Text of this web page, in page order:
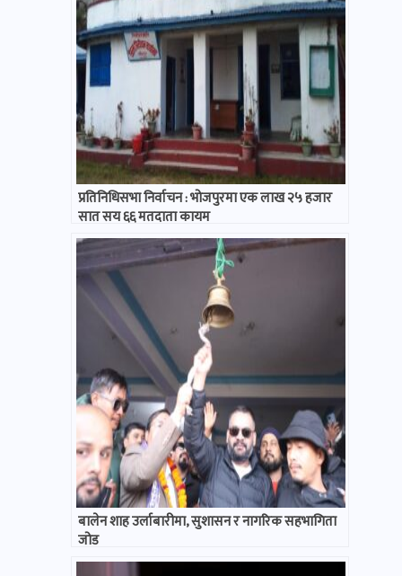
प्रतिनिधिसभा निर्वाचन : भोजपुरमा एक लाख २५ हजार
सात सय ६६ मतदाता कायम
बालेन शाह उर्लाबारीमा, सुशासन र नागरिक सहभागिता
जोड